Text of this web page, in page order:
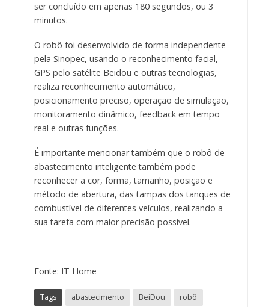
ser concluído em apenas 180 segundos, ou 3
minutos.
O robô foi desenvolvido de forma independente
pela Sinopec, usando o reconhecimento facial,
GPS pelo satélite Beidou e outras tecnologias,
realiza reconhecimento automático,
posicionamento preciso, operação de simulação,
monitoramento dinâmico, feedback em tempo
real e outras funções.
É importante mencionar também que o robô de
abastecimento inteligente também pode
reconhecer a cor, forma, tamanho, posição e
método de abertura, das tampas dos tanques de
combustível de diferentes veículos, realizando a
sua tarefa com maior precisão possível.
Fonte: IT Home
Tags abastecimento BeiDou
robô